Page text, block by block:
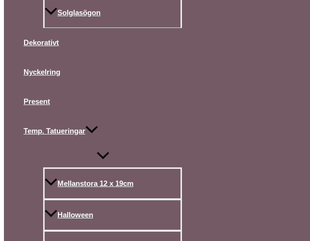
Solglasögon
Dekorativt
Nyckelring
Present
Temp. Tatueringar
Mellanstora 12 x 19cm
Halloween